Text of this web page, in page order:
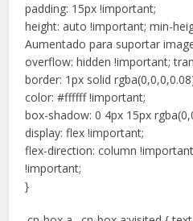
padding: 15px !important;
height: auto !important; min-
Aumentado para suportar
overflow: hidden !important;
border: 1px solid
color: #ffffff !important;
box-shadow: 0 4px 15px
display: flex !important;
flex-direction: column
!important;
}